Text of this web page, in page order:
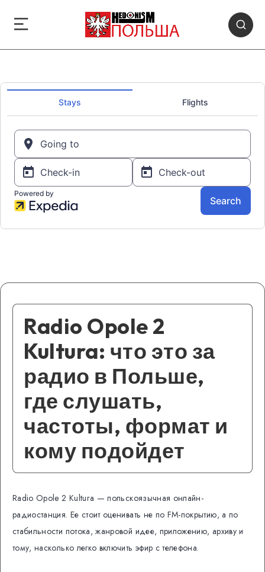
Radio Opole 2
Kultura: что это за
радио в Польше,
где слушать,
частоты, формат и
кому подойдет
Radio Opole 2 Kultura — польскоязычная онлайн-
радиостанция. Ее стоит оценивать не по FM-покрытию, а по
стабильности потока, жанровой идее, приложению, архиву и
тому, насколько легко включить эфир с телефона.